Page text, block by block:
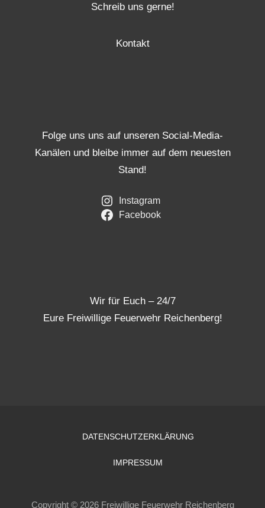
Schreib uns gerne!
Kontakt
Folge uns uns auf unseren Social-Media-
Kanälen und bleibe immer auf dem neuesten
Stand!
Instagram
Facebook
Wir für Euch – 24/7
Eure Freiwillige Feuerwehr Reichenberg!
DATENSCHUTZERKLÄRUNG
IMPRESSUM
Copyright © 2026 Freiwillige Feuerwehr Reichenberg